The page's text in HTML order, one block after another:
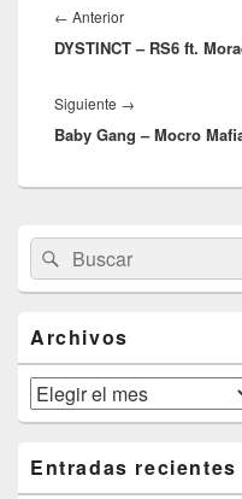
de
entradas
← AnteriorEntrada
anterior:
DYSTINCT – RS6 ft.
Siguiente →
siguiente:
Baby Gang – Mocro
área
de
widget
lateral
primaria
Buscar
por:
Buscar
Archivos
Archivos
Entradas recientes